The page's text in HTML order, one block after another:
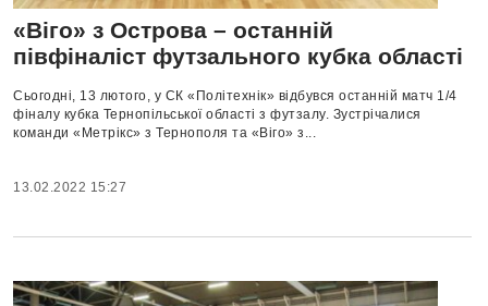
«Віго» з Острова – останній
півфіналіст футзального кубка області
Сьогодні, 13 лютого, у СК «Політехнік» відбувся останній матч 1/4
фіналу кубка Тернопільської області з футзалу. Зустрічалися
команди «Метрікс» з Тернополя та «Віго» з...
13.02.2022 15:27